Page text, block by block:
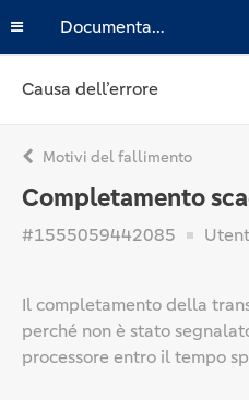
Documentazione
Causa dell’errore
Motivi del fallimento
Completamento
#1555059442085
Il completamento della
perché non è stato
processore entro il tempo